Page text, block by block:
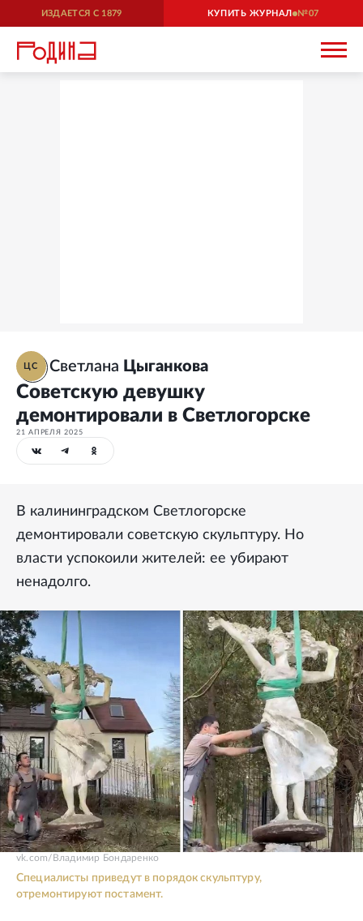
ИЗДАЕТСЯ С 1879 КУПИТЬ ЖУРНАЛ 07
ЦС Светлана Цыганкова
Советскую девушку
демонтировали в Светлогорске
21 АПРЕЛЯ 2025
В калининградском Светлогорске
демонтировали советскую скульптуру. Но
власти успокоили жителей: ее убирают
ненадолго.
vk.com/Владимир Бондаренко
Специалисты приведут в порядок скульптуру,
отремонтируют постамент.